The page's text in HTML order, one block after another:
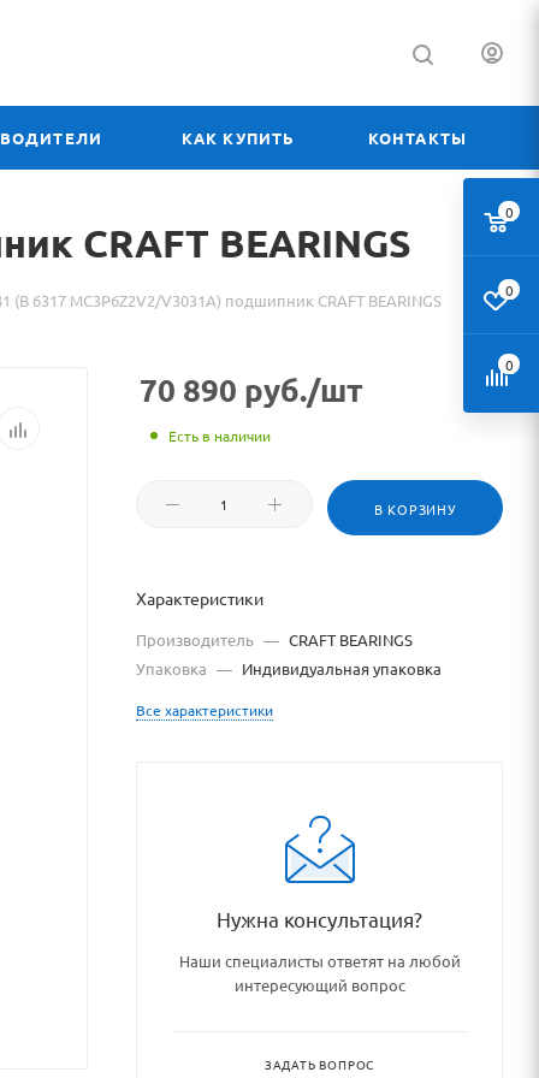
КАК КУПИТЬ КОНТАКТЫ
CRAFT BEARINGS
(B 6317 MC3P6Z2V2/V3031A) подшипник CRAFT BEARINGS
70 890 руб./шт
Есть в наличии
В КОРЗИНУ
Характеристики
Производитель — CRAFT BEARINGS
Упаковка — Индивидуальная упаковка
Все характеристики
Нужна консультация?
Наши специалисты ответят на любой
интересующий вопрос
ЗАДАТЬ ВОПРОС
0
0
0